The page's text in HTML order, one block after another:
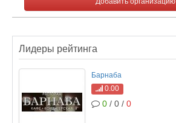
Лидеры рейтинга
Барнаба
0.00
0 / 0 / 0